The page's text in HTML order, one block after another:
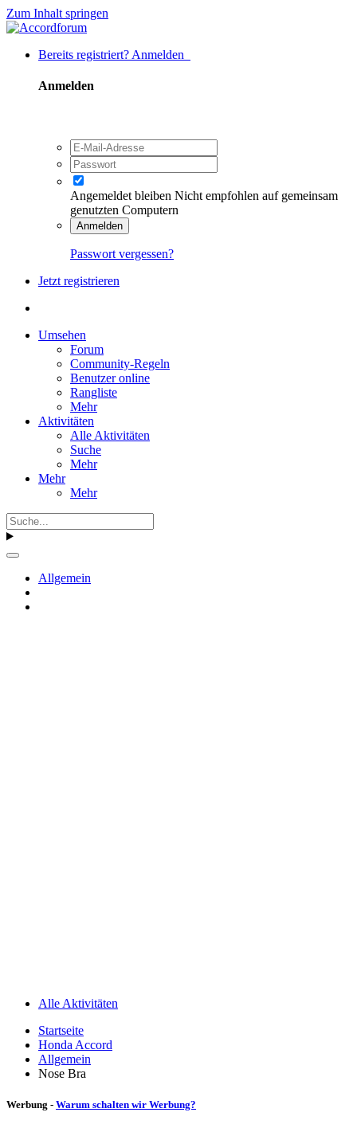
Zum Inhalt springen
Bereits registriert? Anmelden
Anmelden
Angemeldet bleiben Nicht empfohlen auf gemeinsam
genutzten Computern
Anmelden
Passwort vergessen?
Jetzt registrieren
Umsehen
Forum
Community-Regeln
Benutzer online
Rangliste
Mehr
Aktivitäten
Alle Aktivitäten
Suche
Mehr
Mehr
Mehr
Allgemein
Alle Aktivitäten
Startseite
Honda Accord
Allgemein
Nose Bra
Werbung - Warum schalten wir Werbung?